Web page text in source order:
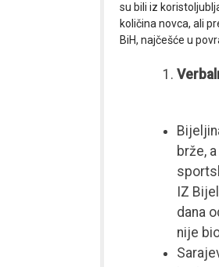
su bili iz
količina novca, ali
BiH, najčešće u
brže,
IZ
dana
nije